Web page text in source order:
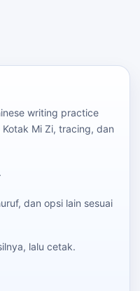
writing practice
Mi Zi, tracing, dan
dan opsi lain sesuai
lalu cetak.